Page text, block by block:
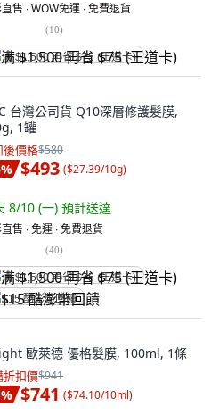
售 ∙ WOW免運 ∙ 免費退貨
(10)
满 $1,500 再省 $75 (王道卡)
台灣公司貨 Q10深層修護髮膜,
1罐
後價格$580
% $493 ($27.39/10g)
8/10 (一) 預計送達
售 ∙ 免運 ∙ 免費退貨
(40)
满 $1,500 再省 $75 (王道卡)
$15 酷澎幣回饋
歐萊德 優格髮膜, 100ml, 1條
折扣價$941
% $741 ($74.10/10ml)